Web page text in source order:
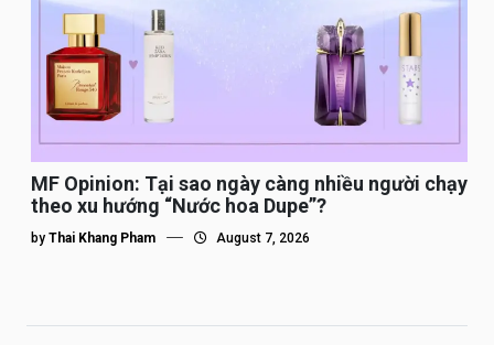
MF Opinion: Tại sao ngày càng nhiều người chạy
theo xu hướng “Nước hoa Dupe”?
by Thai Khang Pham August 7, 2026